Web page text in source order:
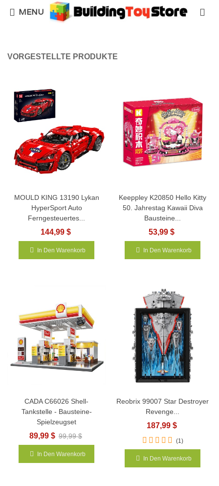
MENU
VORGESTELLTE PRODUKTE
MOULD KING 13190 Lykan
HyperSport Auto
Ferngesteuertes...
144,99 $
In Den Warenkorb
Keeppley K20850 Hello Kitty
50. Jahrestag Kawaii Diva
Bausteine...
53,99 $
In Den Warenkorb
CADA C66026 Shell-
Tankstelle - Bausteine-
Spielzeugset
89,99 $ 99,99 $
In Den Warenkorb
Reobrix 99007 Star Destroyer
Revenge...
187,99 $
(1)
In Den Warenkorb